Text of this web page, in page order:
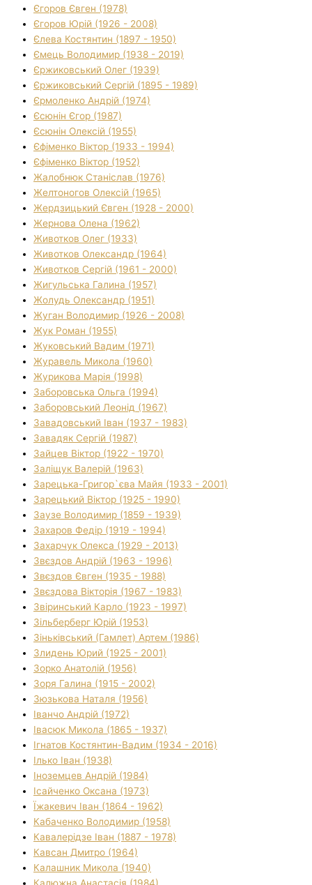
Єгоров Євген (1978)
Єгоров Юрій (1926 - 2008)
Єлева Костянтин (1897 - 1950)
Ємець Володимир (1938 - 2019)
Єржиковський Олег (1939)
Єржиковський Сергій (1895 - 1989)
Єрмоленко Андрій (1974)
Єсюнін Єгор (1987)
Єсюнін Олексій (1955)
Єфіменко Віктор (1933 - 1994)
Єфіменко Віктор (1952)
Жалобнюк Станіслав (1976)
Желтоногов Олексій (1965)
Жердзицький Євген (1928 - 2000)
Жернова Олена (1962)
Животков Олег (1933)
Животков Олександр (1964)
Животков Сергій (1961 - 2000)
Жигульська Галина (1957)
Жолудь Олександр (1951)
Жуган Володимир (1926 - 2008)
Жук Роман (1955)
Жуковський Вадим (1971)
Журавель Микола (1960)
Журикова Марія (1998)
Заборовська Ольга (1994)
Заборовський Леонід (1967)
Завадовський Іван (1937 - 1983)
Завадяк Сергій (1987)
Зайцев Віктор (1922 - 1970)
Заліщук Валерій (1963)
Зарецька-Григор`єва Майя (1933 - 2001)
Зарецький Віктор (1925 - 1990)
Заузе Володимир (1859 - 1939)
Захаров Федір (1919 - 1994)
Захарчук Олекса (1929 - 2013)
Звєздов Андрій (1963 - 1996)
Звєздов Євген (1935 - 1988)
Звєздова Вікторія (1967 - 1983)
Звіринський Карло (1923 - 1997)
Зільберберг Юрій (1953)
Зіньківський (Гамлет) Артем (1986)
Злидень Юрий (1925 - 2001)
Зорко Анатолій (1956)
Зоря Галина (1915 - 2002)
Зюзькова Наталя (1956)
Іванчо Андрій (1972)
Івасюк Микола (1865 - 1937)
Ігнатов Костянтин-Вадим (1934 - 2016)
Ілько Іван (1938)
Іноземцев Андрій (1984)
Ісайченко Оксана (1973)
Їжакевич Іван (1864 - 1962)
Кабаченко Володимир (1958)
Кавалерідзе Іван (1887 - 1978)
Кавсан Дмитро (1964)
Калашник Микола (1940)